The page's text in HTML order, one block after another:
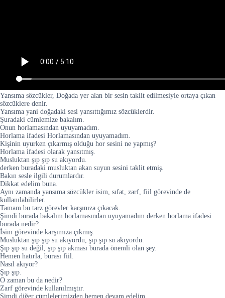
Yansıma sözcükler, Doğada yer alan bir sesin taklit edilmesiyle ortaya çıkan
sözcüklere denir.
Yansıma yani doğadaki sesi yansıttığımız sözcüklerdir.
Şuradaki cümlemize bakalım.
Onun horlamasından uyuyamadım.
Horlama ifadesi Horlamasından uyuyamadım.
Kişinin uyurken çıkarmış olduğu hor sesini ne yapmış?
Horlama ifadesi olarak yansıtmış.
Musluktan şıp şıp su akıyordu.
derken buradaki musluktan akan suyun sesini taklit etmiş.
Bakın sesle ilgili durumlardır.
Dikkat edelim buna.
Aynı zamanda yansıma sözcükler isim, sıfat, zarf, fiil görevinde de
kullanılabilirler.
Tamam bu tarz görevler karşınıza çıkacak.
Şimdi burada bakalım horlamasından uyuyamadım derken horlama ifadesi
burada nedir?
İsim görevinde karşımıza çıkmış.
Musluktan şıp şıp su akıyordu, şıp şıp su akıyordu.
Şıp şıp su değil, şıp şıp akması burada önemli olan şey.
Hemen hatırla, burası fiil.
Nasıl akıyor?
Şıp şıp.
O zaman bu da nedir?
Zarf görevinde kullanılmıştır.
Şimdi diğer cümlelerimizden hemen devam edelim.